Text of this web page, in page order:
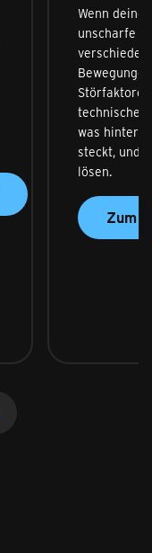
Wenn deine
unscharfe
technische
was hinter
steckt, und
lösen.
Zum